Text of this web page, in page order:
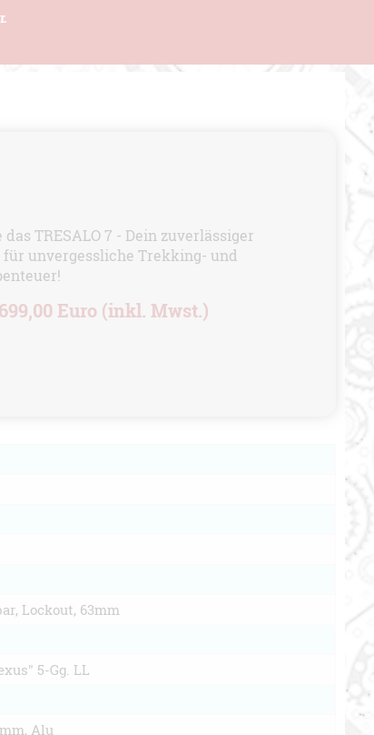
TRESALO 7 - Dein zuverlässiger
für unvergessliche Trekking- und
Euro (inkl. Mwst.)
Lockout, 63mm
5-Gg. LL
Alu